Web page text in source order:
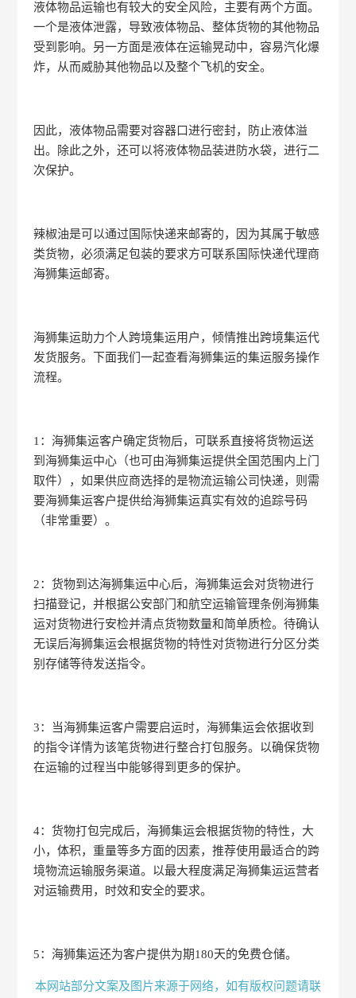
液体物品运输也有较大的安全风险，主要有两个方面。
一个是液体泄露，导致液体物品、整体货物的其他物品
受到影响。另一方面是液体在运输晃动中，容易汽化爆
炸，从而威胁其他物品以及整个飞机的安全。
因此，液体物品需要对容器口进行密封，防止液体溢
出。除此之外，还可以将液体物品装进防水袋，进行二
次保护。
辣椒油是可以通过国际快递来邮寄的，因为其属于敏感
类货物，必须满足包装的要求方可联系国际快递代理商
海狮集运邮寄。
海狮集运助力个人跨境集运用户，倾情推出跨境集运代
发货服务。下面我们一起查看海狮集运的集运服务操作
流程。
1：海狮集运客户确定货物后，可联系直接将货物运送
到海狮集运中心（也可由海狮集运提供全国范围内上门
取件），如果供应商选择的是物流运输公司快递，则需
要海狮集运客户提供给海狮集运真实有效的追踪号码
（非常重要）。
2：货物到达海狮集运中心后，海狮集运会对货物进行
扫描登记，并根据公安部门和航空运输管理条例海狮集
运对货物进行安检并清点货物数量和简单质检。待确认
无误后海狮集运会根据货物的特性对货物进行分区分类
别存储等待发送指令。
3：当海狮集运客户需要启运时，海狮集运会依据收到
的指令详情为该笔货物进行整合打包服务。以确保货物
在运输的过程当中能够得到更多的保护。
4：货物打包完成后，海狮集运会根据货物的特性，大
小，体积，重量等多方面的因素，推荐使用最适合的跨
境物流运输服务渠道。以最大程度满足海狮集运运营者
对运输费用，时效和安全的要求。
5：海狮集运还为客户提供为期180天的免费仓储。
本网站部分文案及图片来源于网络，如有版权问题请联